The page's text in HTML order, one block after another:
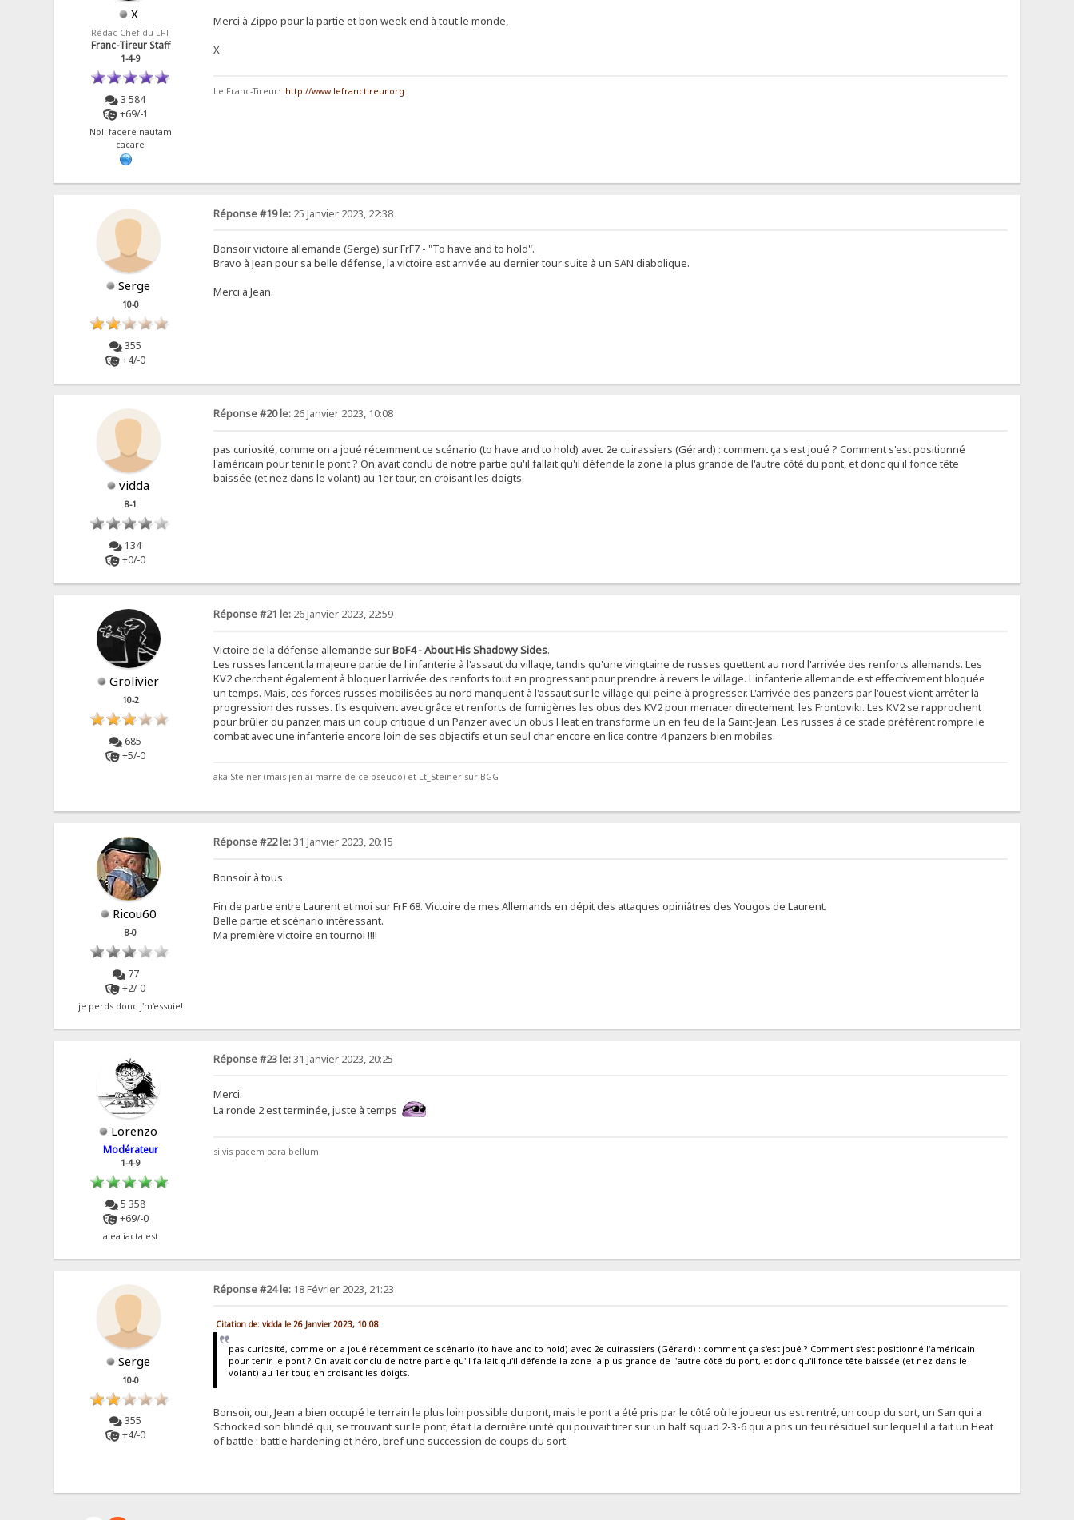
X
Rédac Chef du LFT
Franc-Tireur Staff
1-4-9
3 584
+69/-1
Noli facere nautam
cacare
Merci à Zippo pour la partie et bon week end à tout le monde,
X
Le Franc-Tireur: http://www.lefranctireur.org
Serge
10-0
355
+4/-0
Réponse #19 le:25 Janvier 2023, 22:38
Bonsoir victoire allemande (Serge) sur FrF7 - "To have and to hold".
Bravo à Jean pour sa belle défense, la victoire est arrivée au dernier tour suite à un SAN diabolique.
Merci à Jean.
vidda
8-1
134
+0/-0
Réponse #20 le:26 Janvier 2023, 10:08
pas curiosité, comme on a joué récemment ce scénario (to have and to hold) avec 2e cuirassiers (Gérard) : comment ça s'est joué ? Comment s'est positionné
l'américain pour tenir le pont ? On avait conclu de notre partie qu'il fallait qu'il défende la zone la plus grande de l'autre côté du pont, et donc qu'il fonce tête
baissée (et nez dans le volant) au 1er tour, en croisant les doigts.
Grolivier
10-2
685
+5/-0
Réponse #21 le:26 Janvier 2023, 22:59
Victoire de la défense allemande surBoF4 - About His Shadowy Sides.
Les russes lancent la majeure partie de l'infanterie à l'assaut du village, tandis qu'une vingtaine de russes guettent au nord l'arrivée des renforts allemands. Les
KV2 cherchent également à bloquer l'arrivée des renforts tout en progressant pour prendre à revers le village. L'infanterie allemande est effectivement bloquée
un temps. Mais, ces forces russes mobilisées au nord manquent à l'assaut sur le village qui peine à progresser. L'arrivée des panzers par l'ouest vient arrêter la
progression des russes. Ils esquivent avec grâce et renforts de fumigènes les obus des KV2 pour menacer directement les Frontoviki. Les KV2 se rapprochent
pour brûler du panzer, mais un coup critique d'un Panzer avec un obus Heat en transforme un en feu de la Saint-Jean. Les russes à ce stade préfèrent rompre le
combat avec une infanterie encore loin de ses objectifs et un seul char encore en lice contre 4 panzers bien mobiles.
aka Steiner (mais j'en ai marre de ce pseudo) et Lt_Steiner sur BGG
Ricou60
8-0
77
+2/-0
je perds donc j'm'essuie!
Réponse #22 le:31 Janvier 2023, 20:15
Bonsoir à tous.
Fin de partie entre Laurent et moi sur FrF 68. Victoire de mes Allemands en dépit des attaques opiniâtres des Yougos de Laurent.
Belle partie et scénario intéressant.
Ma première victoire en tournoi !!!!
Lorenzo
Modérateur
1-4-9
5 358
+69/-0
alea iacta est
Réponse #23 le:31 Janvier 2023, 20:25
Merci.
La ronde 2 est terminée, juste à temps
si vis pacem para bellum
Serge
10-0
355
+4/-0
Réponse #24 le:18 Février 2023, 21:23
Citation de: vidda le 26 Janvier 2023, 10:08
pas curiosité, comme on a joué récemment ce scénario (to have and to hold) avec 2e cuirassiers (Gérard) : comment ça s'est joué ? Comment s'est positionné l'américain
pour tenir le pont ? On avait conclu de notre partie qu'il fallait qu'il défende la zone la plus grande de l'autre côté du pont, et donc qu'il fonce tête baissée (et nez dans le
volant) au 1er tour, en croisant les doigts.
Bonsoir, oui, Jean a bien occupé le terrain le plus loin possible du pont, mais le pont a été pris par le côté où le joueur us est rentré, un coup du sort, un San qui a
Schocked son blindé qui, se trouvant sur le pont, était la dernière unité qui pouvait tirer sur un half squad 2-3-6 qui a pris un feu résiduel sur lequel il a fait un Heat
of battle : battle hardening et héro, bref une succession de coups du sort.